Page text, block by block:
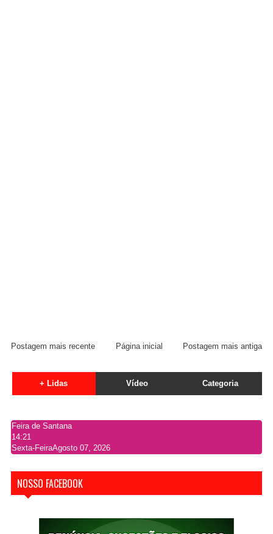
Postagem mais recente Postagem mais antiga
Página inicial
+ Lidas Vídeo Categoria
Feira de Santana
14:21
Sexta-FeiraAgosto 07, 2026
NOSSO FACEBOOK